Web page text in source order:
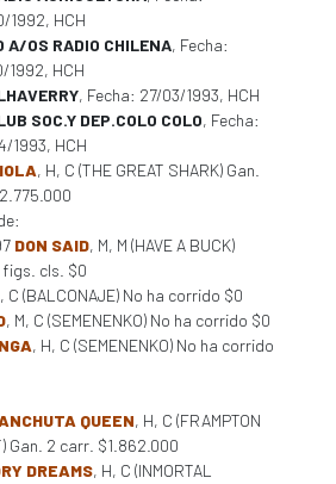
1992, HCH
A/OS RADIO CHILENA, Fecha:
1992, HCH
, Fecha: 27/03/1993, HCH
SOC.Y DEP.COLO COLO, Fecha:
1993, HCH
, H, C (THE GREAT SHARK) Gan.
DON SAID, M, M (HAVE A BUCK)
figs. cls. $0
C (BALCONAJE) No ha corrido $0
, M, C (SEMENENKO) No ha corrido $0
, H, C (SEMENENKO) No ha corrido
QUEEN, H, C (FRAMPTON
Gan. 2 carr. $1.862.000
DREAMS, H, C (INMORTAL